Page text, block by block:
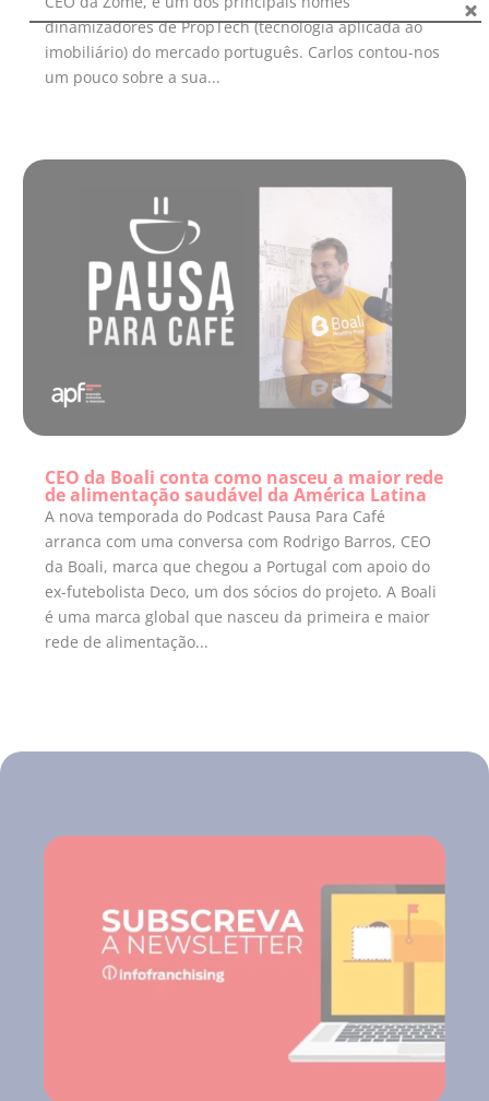
dinamizadores de PropTech (tecnologia aplicada ao
imobiliário) do mercado português. Carlos contou-nos
um pouco sobre a sua...
CEO da Boali conta como nasceu a maior rede
de alimentação saudável da América Latina
A nova temporada do Podcast Pausa Para Café
arranca com uma conversa com Rodrigo Barros, CEO
da Boali, marca que chegou a Portugal com apoio do
ex-futebolista Deco, um dos sócios do projeto. A Boali
é uma marca global que nasceu da primeira e maior
rede de alimentação...